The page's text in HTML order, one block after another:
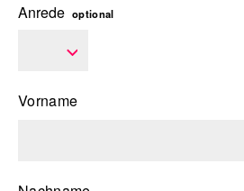
Anrede optional
Vorname